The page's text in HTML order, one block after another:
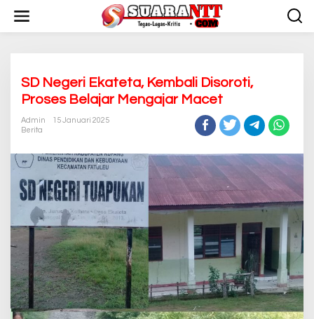
w
SD Negeri Ekateta, Kembali Disoroti,
Proses Belajar Mengajar Macet
Admin
15 Januari 2025
Berita